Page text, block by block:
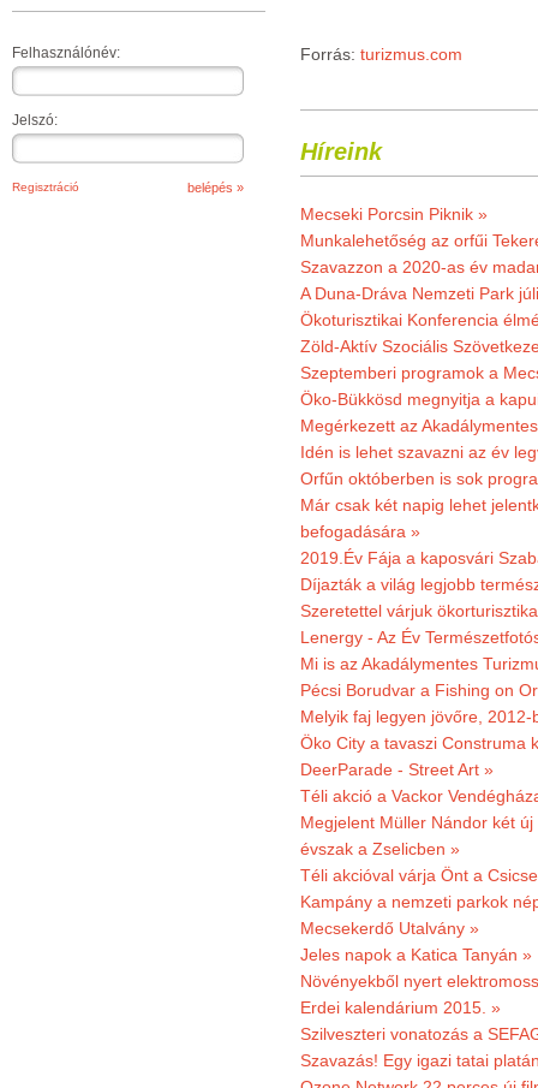
Felhasználónév:
Jelszó:
Regisztráció
Forrás: turizmus.com
Híreink
Mecseki Porcsin Piknik »
Munkalehetőség az orfűi
Szavazzon a 2020-as év
A Duna-Dráva Nemzeti Park
Ökoturisztikai Konferencia
Zöld-Aktív Szociális
Szeptemberi programok a
Öko-Bükkösd megnyitja a
Megérkezett az
Idén is lehet szavazni az év
Orfűn októberben is sok
Már csak két napig lehet
befogadására »
2019.Év Fája a kaposvári
Díjazták a világ legjobb
Szeretettel várjuk
Lenergy - Az Év
Mi is az Akadálymentes
Pécsi Borudvar a Fishing on
Melyik faj legyen jövőre,
Öko City a tavaszi Construma
DeerParade - Street Art »
Téli akció a Vackor
Megjelent Müller Nándor két
évszak a Zselicben »
Téli akcióval várja Önt a
Kampány a nemzeti parkok
Mecsekerdő Utalvány »
Jeles napok a Katica Tanyán »
Növényekből nyert
Erdei kalendárium 2015. »
Szilveszteri vonatozás a
Szavazás! Egy igazi tatai